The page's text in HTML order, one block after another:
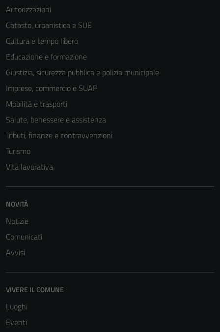
Autorizzazioni
Catasto, urbanistica e SUE
Cultura e tempo libero
Educazione e formazione
Giustizia, sicurezza pubblica e polizia municipale
Imprese, commercio e SUAP
Mobilità e trasporti
Salute, benessere e assistenza
Tributi, finanze e contravvenzioni
Turismo
Vita lavorativa
NOVITÀ
Notizie
Comunicati
Avvisi
VIVERE IL COMUNE
Luoghi
Eventi